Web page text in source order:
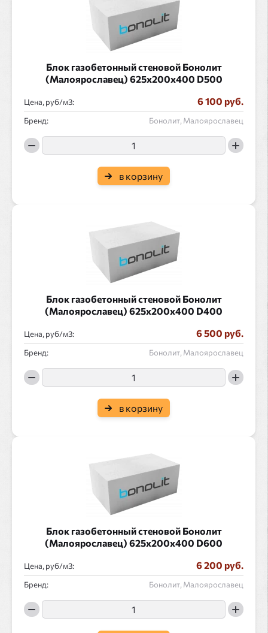
Блок газобетонный стеновой Бонолит
(Малоярославец) 625x200x400 D500
Цена, руб/ : 6 100 руб.
Бренд: Бонолит, Малоярославец
в корзину
Блок газобетонный стеновой Бонолит
(Малоярославец) 625x200x400 D400
Цена, руб/ : 6 500 руб.
Бренд: Бонолит, Малоярославец
в корзину
Блок газобетонный стеновой Бонолит
(Малоярославец) 625x200x400 D600
Цена, руб/ : 6 200 руб.
Бренд: Бонолит, Малоярославец